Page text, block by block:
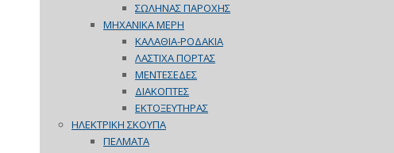
ΣΩΛΗΝΑΣ ΠΑΡΟΧΗΣ
ΜΗΧΑΝΙΚΑ ΜΕΡΗ
ΚΑΛΑΘΙΑ-ΡΟΔΑΚΙΑ
ΛΑΣΤΙΧΑ ΠΟΡΤΑΣ
ΜΕΝΤΕΣΕΔΕΣ
ΔΙΑΚΟΠΤΕΣ
ΕΚΤΟΞΕΥΤΗΡΑΣ
ΗΛΕΚΤΡΙΚΗ ΣΚΟΥΠΑ
ΠΕΛΜΑΤΑ